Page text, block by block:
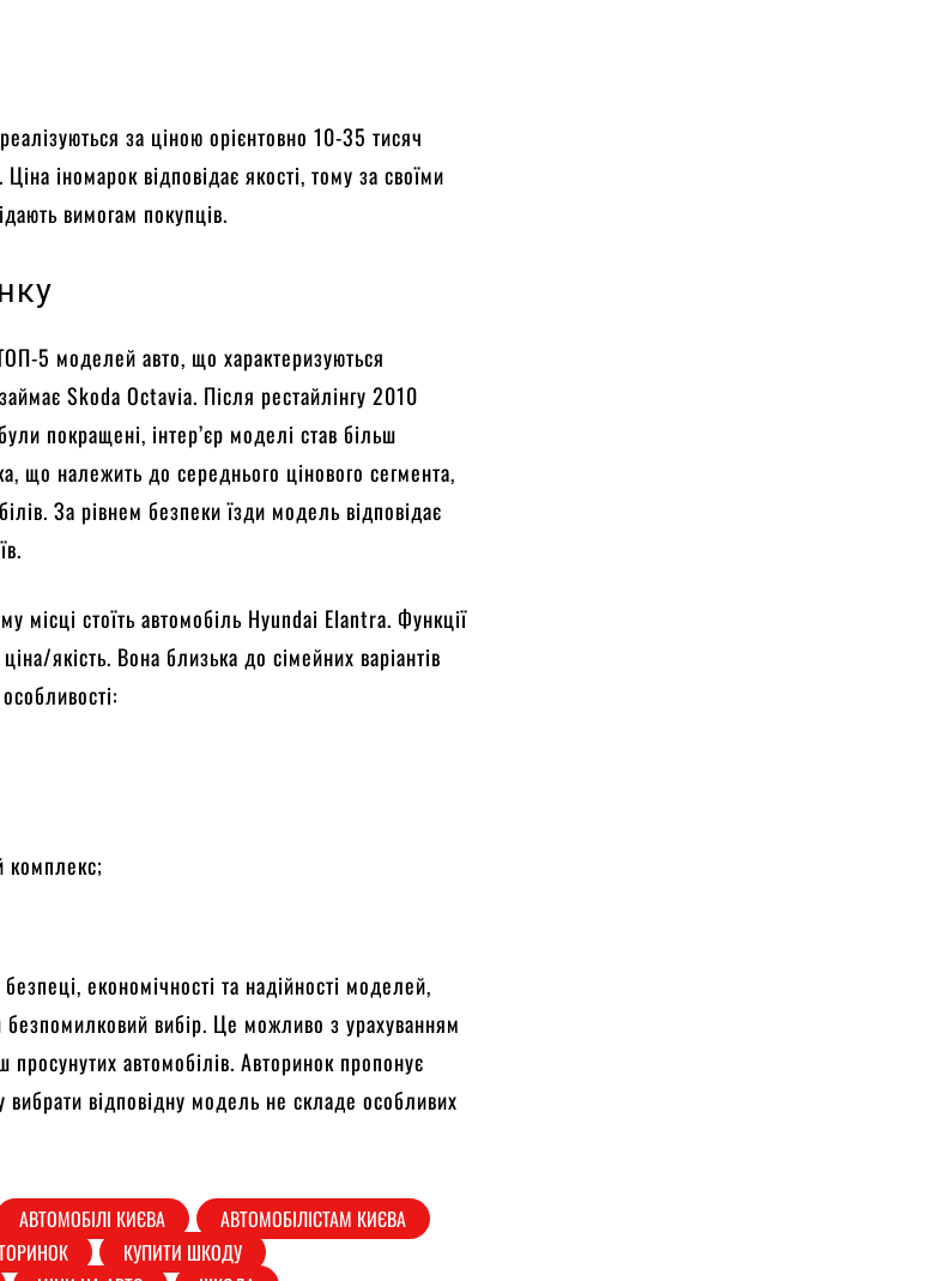
за ціною орієнтовно 10-35 тисяч
іномарок відповідає якості, тому за своїми
вимогам покупців.
5 моделей авто, що характеризуються
Skoda Octavia. Після рестайлінгу 2010
покращені, інтер’єр моделі став більш
що належить до середнього цінового сегмента,
За рівнем безпеки їзди модель відповідає
місці стоїть автомобіль Hyundai Elantra. Функції
якість. Вона близька до сімейних варіантів
комплекс;
економічності та надійності моделей,
вибір. Це можливо з урахуванням
просунутих автомобілів. Авторинок пропонує
вибрати відповідну модель не складе особливих
АВТОМОБІЛІ КИЄВА
АВТОМОБІЛІСТАМ КИЄВА
КУПИТИ ШКОДУ